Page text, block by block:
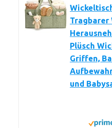
Tragbarer
Plüsch
Griffen,
und